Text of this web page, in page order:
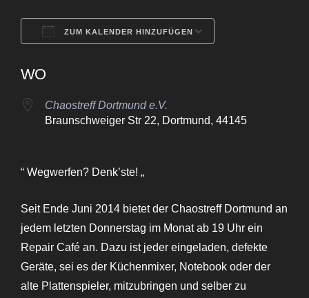
ZUM KALENDER HINZUFÜGEN
WO
Chaostreff Dortmund e.V.
Braunschweiger Str 22, Dortmund, 44145
“ Wegwerfen? Denk’ste! „
Seit Ende Juni 2014 bietet der Chaostreff Dortmund an
jedem letzten Donnerstag im Monat ab 19 Uhr ein
Repair Café an. Dazu ist jeder eingeladen, defekte
Geräte, sei es der Küchenmixer, Notebook oder der
alte Plattenspieler, mitzubringen und selber zu